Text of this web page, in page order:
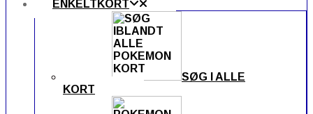
ENKELTKORT
SØG I ALLE
KORT